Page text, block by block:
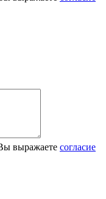
выражаете согласие